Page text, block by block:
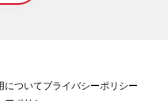
についてプライバシーポリシー